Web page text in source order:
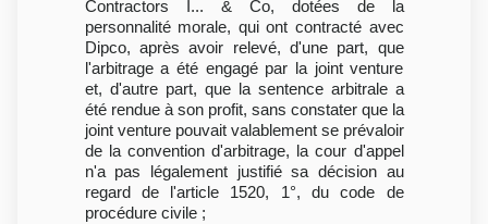
Contractors I... & Co, dotées de la
personnalité morale, qui ont contracté avec
Dipco, après avoir relevé, d'une part, que
l'arbitrage a été engagé par la joint venture
et, d'autre part, que la sentence arbitrale a
été rendue à son profit, sans constater que la
joint venture pouvait valablement se prévaloir
de la convention d'arbitrage, la cour d'appel
n'a pas légalement justifié sa décision au
regard de l'article 1520, 1°, du code de
procédure civile ;